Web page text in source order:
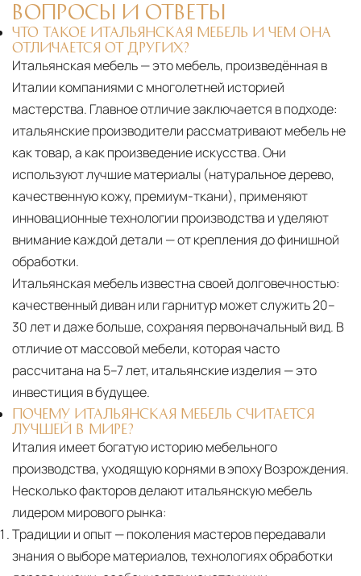
ВОПРОСЫ И ОТВЕТЫ
ЧТО ТАКОЕ ИТАЛЬЯНСКАЯ МЕБЕЛЬ И ЧЕМ ОНА
ОТЛИЧАЕТСЯ ОТ ДРУГИХ?
Итальянская мебель — это мебель, произведённая в
Италии компаниями с многолетней историей
мастерства. Главное отличие заключается в подходе:
итальянские производители рассматривают мебель не
как товар, а как произведение искусства. Они
используют лучшие материалы (натуральное дерево,
качественную кожу, премиум-ткани), применяют
инновационные технологии производства и уделяют
внимание каждой детали — от крепления до финишной
обработки.
Итальянская мебель известна своей долговечностью:
качественный диван или гарнитур может служить 20–
30 лет и даже больше, сохраняя первоначальный вид. В
отличие от массовой мебели, которая часто
рассчитана на 5–7 лет, итальянские изделия — это
инвестиция в будущее.
ПОЧЕМУ ИТАЛЬЯНСКАЯ МЕБЕЛЬ СЧИТАЕТСЯ
ЛУЧШЕЙ В МИРЕ?
Италия имеет богатую историю мебельного
производства, уходящую корнями в эпоху Возрождения.
Несколько факторов делают итальянскую мебель
лидером мирового рынка:
Традиции и опыт— поколения мастеров передавали
знания о выборе материалов, технологиях обработки